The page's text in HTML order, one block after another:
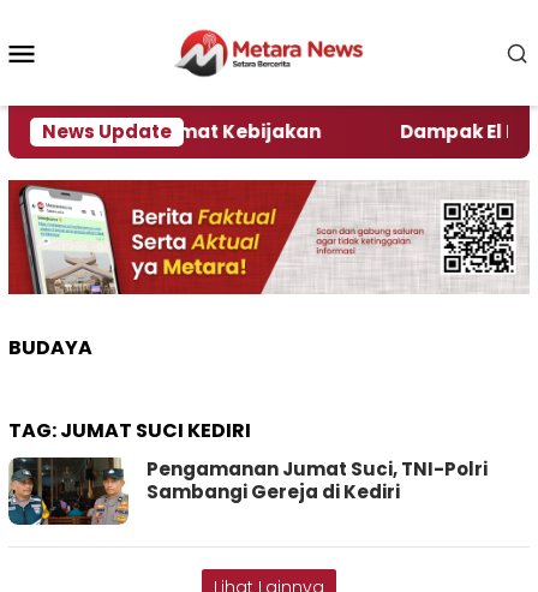
konten
News Update
Kata Pengamat Kebijakan Dampak El Nino,
BUDAYA
TAG:JUMAT SUCI KEDIRI
Pengamanan Jumat Suci, TNI-Polri
Sambangi Gereja di Kediri